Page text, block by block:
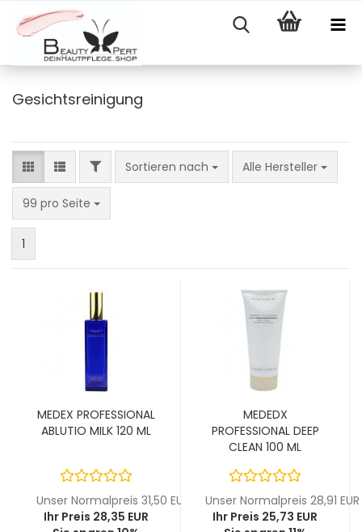
Gesichtsreinigung
FILTERSortieren nach
Sortieren nach Alle Hersteller
99 pro Seite
pro Seite
1
MEDEX PROFESSIONAL
ABLUTIO MILK 120 ML
Unser Normalpreis 31,50 EUR
Ihr Preis 28,35 EUR
MEDEDX
PROFESSIONAL DEEP
CLEAN 100 ML
Unser Normalpreis 28,91 EUR
Ihr Preis 25,73 EUR